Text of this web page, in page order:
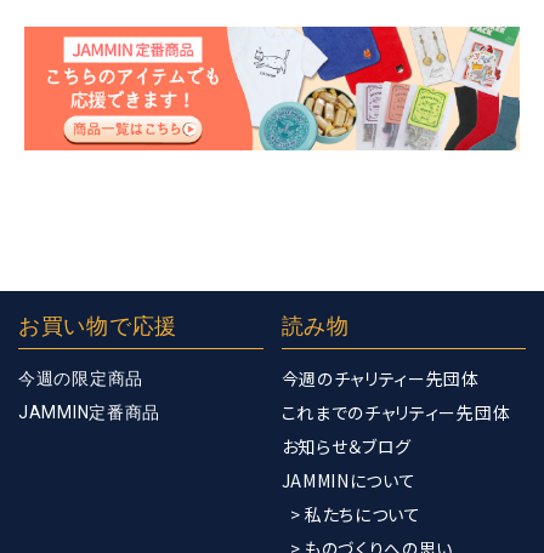
お買い物で応援
今週の限定商品
JAMMIN定番商品
読み物
今週のチャリティー先団体
これまでのチャリティー先団体
お知らせ＆ブログ
JAMMINについて
> 私たちについて
> ものづくりへの思い